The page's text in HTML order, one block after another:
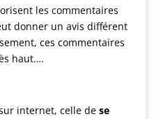
les commentaires
donner un avis différent
ces commentaires
haut….
internet, celle de se